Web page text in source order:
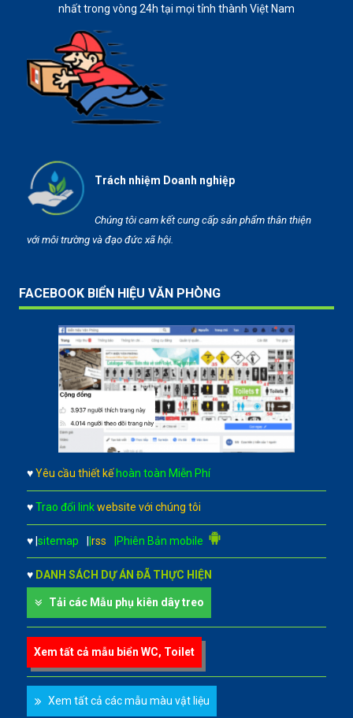
nhất trong vòng 24h tại mọi tỉnh thành Việt Nam
Trách nhiệm Doanh nghiệp
Chúng tôi cam kết cung cấp sản phẩm thân thiện
với môi trường và đạo đức xã hội.
FACEBOOK BIỂN HIỆU VĂN PHÒNG
♥ Yêu cầu thiết kế hoàn toàn Miễn Phí
♥ Trao đổi link website với chúng tôi
♥ |sitemap |rss |Phiên Bản mobile
♥ DANH SÁCH DỰ ÁN ĐÃ THỰC HIỆN
Tải các Mẫu phụ kiên dây treo
Xem tất cả mẫu biển WC, Toilet
Xem tất cả các mẫu màu vật liệu